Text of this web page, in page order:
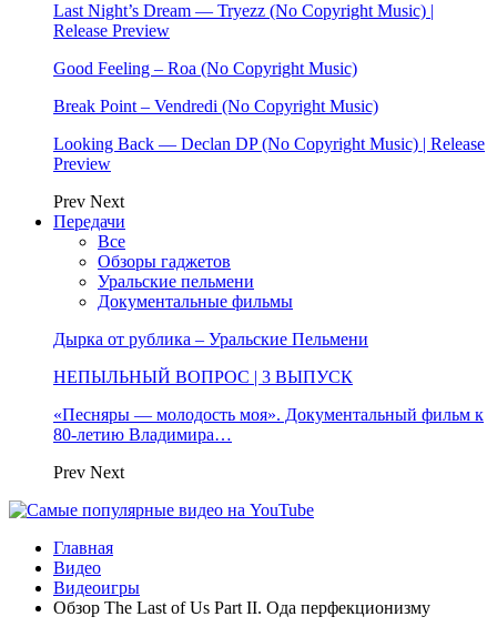
Last Night’s Dream — Tryezz (No Copyright Music) |
Release Preview
Good Feeling – Roa (No Copyright Music)
Break Point – Vendredi (No Copyright Music)
Looking Back — Declan DP (No Copyright Music) | Release
Preview
Prev Next
Передачи
Все
Обзоры гаджетов
Уральские пельмени
Документальные фильмы
Дырка от рублика – Уральские Пельмени
НЕПЫЛЬНЫЙ ВОПРОС | 3 ВЫПУСК
«Песняры — молодость моя». Документальный фильм к
80-летию Владимира…
Prev Next
Главная
Видео
Видеоигры
Обзор The Last of Us Part II. Ода перфекционизму